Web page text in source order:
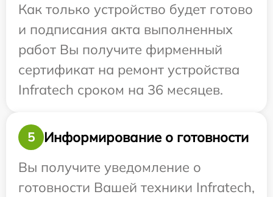
Как только устройство будет готово
и подписания акта выполненных
работ Вы получите фирменный
сертификат на ремонт устройства
Infratech сроком на 36 месяцев.
5
Информирование о готовности
Вы получите уведомление о
готовности Вашей техники Infratech,